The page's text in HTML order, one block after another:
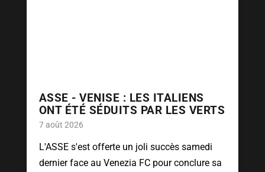
ASSE - VENISE : LES ITALIENS
ONT ÉTÉ SÉDUITS PAR LES VERTS
7 août 2026
L'ASSE s'est offerte un joli succès samedi
dernier face au Venezia FC pour conclure sa